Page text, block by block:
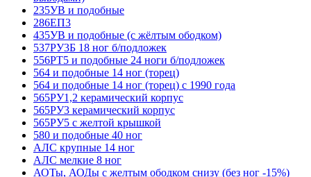
235УВ и подобные
286ЕП3
435УВ и подобные (с жёлтым ободком)
537РУ3Б 18 ног б/подложек
556РТ5 и подобные 24 ноги б/подложек
564 и подобные 14 ног (торец)
564 и подобные 14 ног (торец) с 1990 года
565РУ1,2 керамический корпус
565РУ3 керамический корпус
565РУ5 с желтой крышкой
580 и подобные 40 ног
АЛС крупные 14 ног
АЛС мелкие 8 ног
АОТы, АОДы с желтым ободком снизу (без ног -15%)